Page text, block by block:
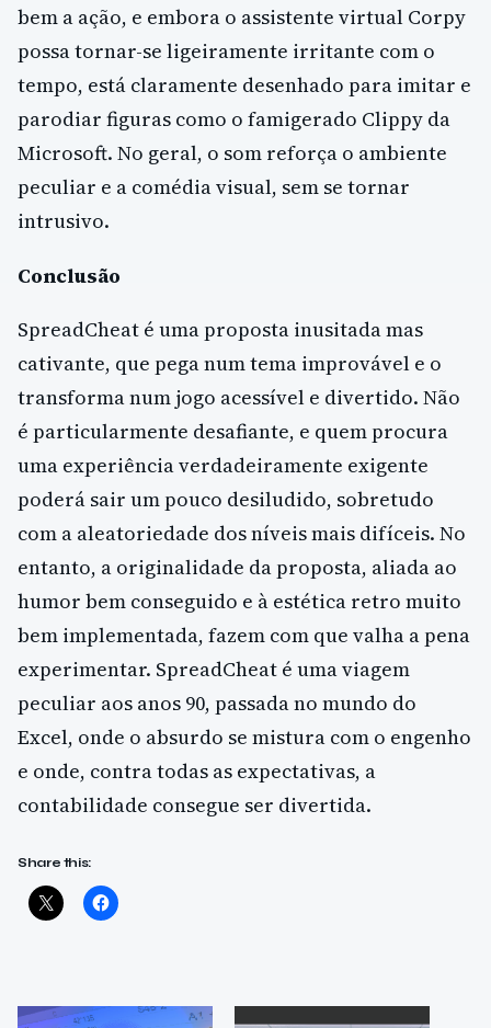
bem a ação, e embora o assistente virtual Corpy
possa tornar-se ligeiramente irritante com o
tempo, está claramente desenhado para imitar e
parodiar figuras como o famigerado Clippy da
Microsoft. No geral, o som reforça o ambiente
peculiar e a comédia visual, sem se tornar
intrusivo.
Conclusão
SpreadCheat é uma proposta inusitada mas
cativante, que pega num tema improvável e o
transforma num jogo acessível e divertido. Não
é particularmente desafiante, e quem procura
uma experiência verdadeiramente exigente
poderá sair um pouco desiludido, sobretudo
com a aleatoriedade dos níveis mais difíceis. No
entanto, a originalidade da proposta, aliada ao
humor bem conseguido e à estética retro muito
bem implementada, fazem com que valha a pena
experimentar. SpreadCheat é uma viagem
peculiar aos anos 90, passada no mundo do
Excel, onde o absurdo se mistura com o engenho
e onde, contra todas as expectativas, a
contabilidade consegue ser divertida.
Share this: